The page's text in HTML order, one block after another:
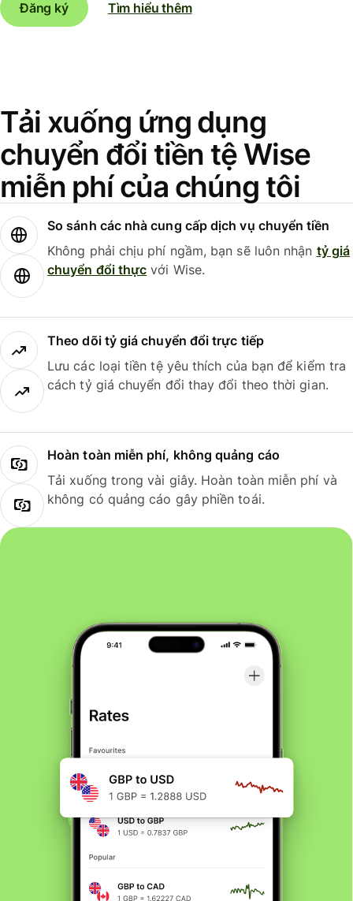
Đăng ký Tìm hiểu thêm
Tải xuống ứng dụng
chuyển đổi tiền tệ Wise
miễn phí của chúng tôi
So sánh các nhà cung cấp dịch vụ chuyển tiền
Không phải chịu phí ngầm, bạn sẽ luôn nhận tỷ giá
chuyển đổi thực với Wise.
Theo dõi tỷ giá chuyển đổi trực tiếp
Lưu các loại tiền tệ yêu thích của bạn để kiểm tra
cách tỷ giá chuyển đổi thay đổi theo thời gian.
Hoàn toàn miễn phí, không quảng cáo
Tải xuống trong vài giây. Hoàn toàn miễn phí và
không có quảng cáo gây phiền toái.